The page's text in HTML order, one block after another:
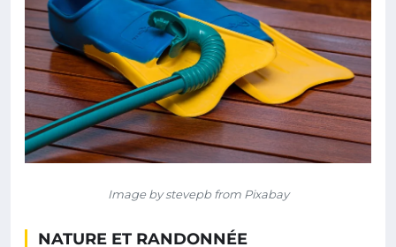
Image by stevepb from Pixabay
NATURE ET RANDONNÉE